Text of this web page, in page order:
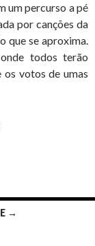
um percurso a pé
por canções da
que se aproxima.
todos terão
os votos de umas
→